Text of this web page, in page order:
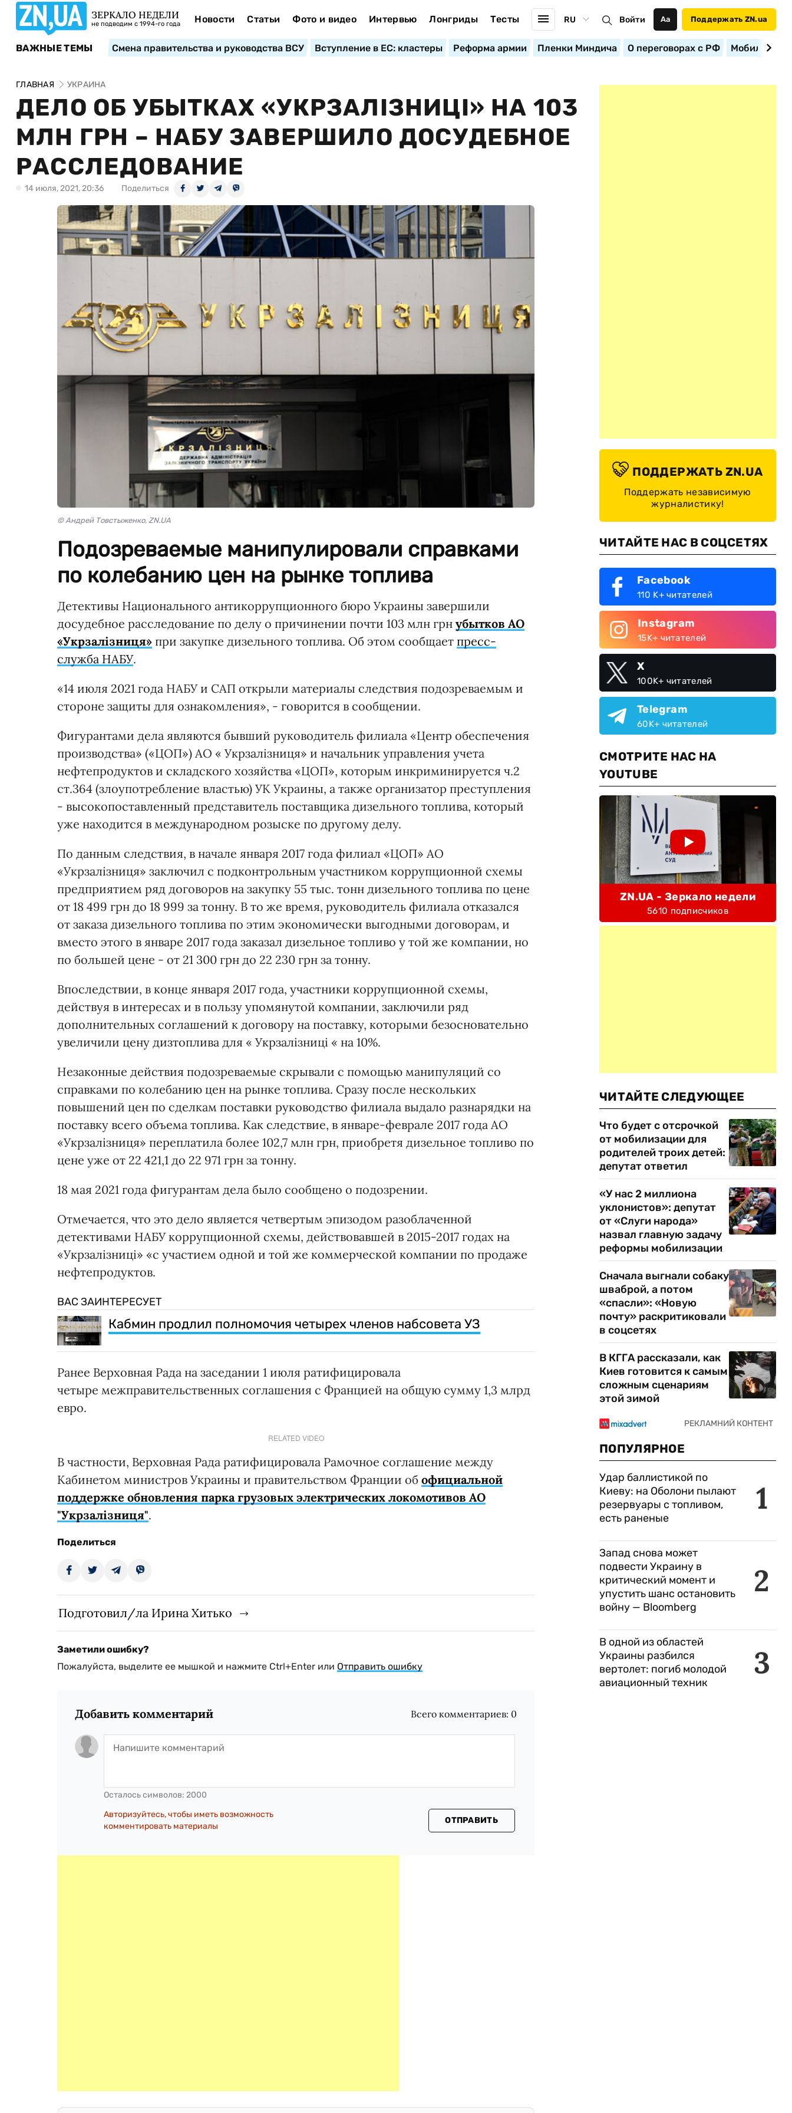
ЗЕРКАЛО НЕДЕЛИ
не подводим с 1994-го года Новости Статьи Фото и видео Интервью Лонгриды Тесты RU Войти Аа Поддержать ZN.ua
ВАЖНЫЕ ТЕМЫ Смена правительства и руководства ВСУ Вступление в ЕС: кластеры Реформа армии Пленки Миндича О переговорах с РФ
ГЛАВНАЯ УКРАИНА
ДЕЛО ОБ УБЫТКАХ «УКРЗАЛІЗНИЦІ» НА 103
МЛН ГРН – НАБУ ЗАВЕРШИЛО ДОСУДЕБНОЕ
РАССЛЕДОВАНИЕ
14 июля, 2021, 20:36 Поделиться
© Андрей Товстыженко, ZN.UA
Подозреваемые манипулировали справками
по колебанию цен на рынке топлива
Детективы Национального антикоррупционного бюро Украины завершили
досудебное расследование по делу о причинении почти 103 млн грн убытков АО
«Укрзалізниця» при закупке дизельного топлива. Об этом сообщает пресс-
служба НАБУ.
«14 июля 2021 года НАБУ и САП открыли материалы следствия подозреваемым и
стороне защиты для ознакомления», - говорится в сообщении.
Фигурантами дела являются бывший руководитель филиала «Центр обеспечения
производства» («ЦОП») АО « Укрзалізниця» и начальник управления учета
нефтепродуктов и складского хозяйства «ЦОП», которым инкриминируется ч.2
ст.364 (злоупотребление властью) УК Украины, а также организатор преступления
- высокопоставленный представитель поставщика дизельного топлива, который
уже находится в международном розыске по другому делу.
По данным следствия, в начале января 2017 года филиал «ЦОП» АО
«Укрзалізниця» заключил с подконтрольным участником коррупционной схемы
предприятием ряд договоров на закупку 55 тыс. тонн дизельного топлива по цене
от 18 499 грн до 18 999 за тонну. В то же время, руководитель филиала отказался
от заказа дизельного топлива по этим экономически выгодными договорам, и
вместо этого в январе 2017 года заказал дизельное топливо у той же компании, но
по большей цене - от 21 300 грн до 22 230 грн за тонну.
Впоследствии, в конце января 2017 года, участники коррупционной схемы,
действуя в интересах и в пользу упомянутой компании, заключили ряд
дополнительных соглашений к договору на поставку, которыми безосновательно
увеличили цену дизтоплива для « Укрзалізниці « на 10%.
Незаконные действия подозреваемые скрывали с помощью манипуляций со
справками по колебанию цен на рынке топлива. Сразу после нескольких
повышений цен по сделкам поставки руководство филиала выдало разнарядки на
поставку всего объема топлива. Как следствие, в январе-феврале 2017 года АО
«Укрзалізниця» переплатила более 102,7 млн грн, приобретя дизельное топливо по
цене уже от 22 421,1 до 22 971 грн за тонну.
18 мая 2021 года фигурантам дела было сообщено о подозрении.
Отмечается, что это дело является четвертым эпизодом разоблаченной
детективами НАБУ коррупционной схемы, действовавшей в 2015-2017 годах на
«Укрзалізниці» «с участием одной и той же коммерческой компании по продаже
нефтепродуктов.
ВАС ЗАИНТЕРЕСУЕТ
Кабмин продлил полномочия четырех членов набсовета УЗ
Ранее Верховная Рада на заседании 1 июля ратифицировала
четыре межправительственных соглашения с Францией на общую сумму 1,3 млрд
евро.
RELATED VIDEO
В частности, Верховная Рада ратифицировала Рамочное соглашение между
Кабинетом министров Украины и правительством Франции об официальной
поддержке обновления парка грузовых электрических локомотивов АО
"Укрзалізниця".
Поделиться
Подготовил/ла Ирина Хитько
Заметили ошибку?
Пожалуйста, выделите ее мышкой и нажмите Ctrl+Enter или Отправить ошибку
Добавить комментарий Всего комментариев: 0
Осталось символов: 2000
Авторизуйтесь, чтобы иметь возможность
комментировать материалы
ОТПРАВИТЬ
ПОДДЕРЖАТЬ ZN.UA
Поддержать независимую
журналистику!
ЧИТАЙТЕ НАС В СОЦСЕТЯХ
Facebook
110 K+ читателей
Instagram
15K+ читателей
X
100K+ читателей
Telegram
60K+ читателей
СМОТРИТЕ НАС НА
YOUTUBE
ZN.UA - Зеркало недели
5610 подписчиков
ЧИТАЙТЕ СЛЕДУЮЩЕЕ
Что будет с отсрочкой
от мобилизации для
родителей троих детей:
депутат ответил
«У нас 2 миллиона
уклонистов»: депутат
от «Слуги народа»
назвал главную задачу
реформы мобилизации
Сначала выгнали собаку
шваброй, а потом
«спасли»: «Новую
почту» раскритиковали
в соцсетях
В КГГА рассказали, как
Киев готовится к самым
сложным сценариям
этой зимой
ПОПУЛЯРНОЕ
1
Удар баллистикой по
Киеву: на Оболони пылают
резервуары с топливом,
есть раненые
2
Запад снова может
подвести Украину в
критический момент и
упустить шанс остановить
войну — Bloomberg
3
В одной из областей
Украины разбился
вертолет: погиб молодой
авиационный техник